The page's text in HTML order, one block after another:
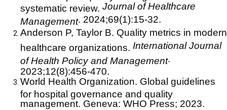
systematic review. Journal of Healthcare
Management. 2024;69(1):15-32.
Anderson P, Taylor B. Quality metrics in modern
healthcare organizations. International Journal
of Health Policy and Management.
2023;12(8):456-470.
World Health Organization. Global guidelines
for hospital governance and quality
management. Geneva: WHO Press; 2023.